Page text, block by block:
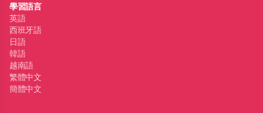
學習語言
英語
西班牙語
日語
韓語
越南語
繁體中文
簡體中文